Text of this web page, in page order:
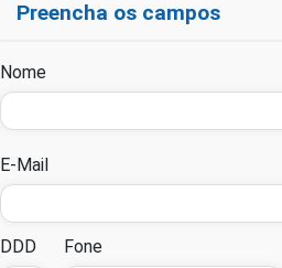
Preencha os campos
Nome
E-Mail
DDD Fone